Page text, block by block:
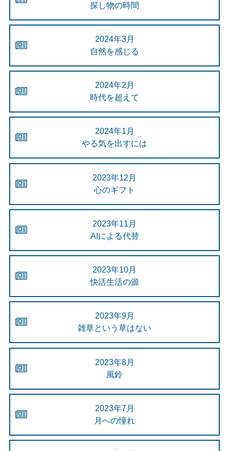
探し物の時間
2024年3月
自然を感じる
2024年2月
時代を超えて
2024年1月
やる気を出すには
2023年12月
心のギフト
2023年11月
AIによる代替
2023年10月
快活生活の源
2023年9月
雑草という草はない
2023年8月
風鈴
2023年7月
月への憧れ